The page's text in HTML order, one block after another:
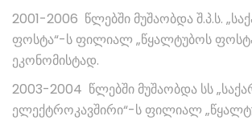
2001-2006 წლებში მუშაობდა შ.პ.ს.
ფოსტა“-ს ფილიალ „წყალტუბოს
ეკონომისტად.
2003-2004 წლებში მუშაობდა სს
ელექტროკავშირი“-ს ფილიალ